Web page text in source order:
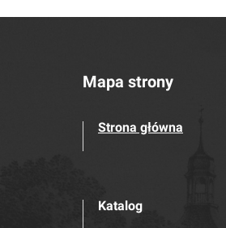
Mapa strony
Strona główna
Katalog